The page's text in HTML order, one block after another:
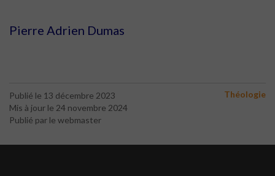
Pierre Adrien Dumas
Publié le 13 décembre 2023
Mis à jour le 24 novembre 2024
Publié par le webmaster
Théologie